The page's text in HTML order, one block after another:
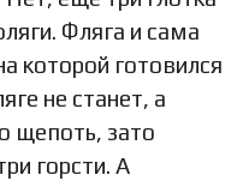
Фляга и сама
которой готовился
не станет, а
щепоть, зато
горсти. А